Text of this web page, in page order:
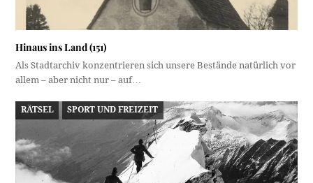
Hinaus ins Land (151)
Als Stadtarchiv konzentrieren sich unsere Bestände natürlich vor
allem – aber nicht nur – auf…
RÄTSEL SPORT UND FREIZEIT